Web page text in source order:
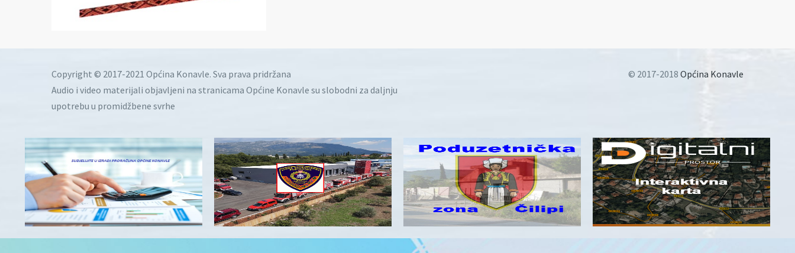
Copyright © 2017-2021 Općina Konavle. Sva prava pridržana
Audio i video materijali objavljeni na stranicama Općine Konavle su slobodni za daljnju
upotrebu u promidžbene svrhe
© 2017-2018 Općina Konavle